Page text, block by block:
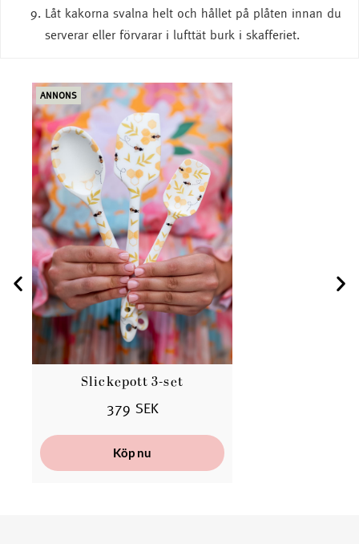
Låt kakorna svalna helt och hållet på plåten innan du
serverar eller förvarar i lufttät burk i skafferiet.
ANNONS
Slickepott 3-set
379 SEK
Köp nu